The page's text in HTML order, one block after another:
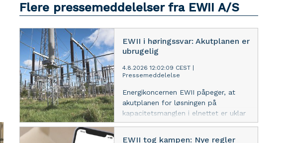
Flere pressemeddelelser fra EWII A/S
EWII i høringssvar: Akutplanen er
ubrugelig
4.8.2026 12:02:09 CEST
Pressemeddelelse
Energikoncernen EWII påpeger, at
akutplanen for løsningen på
kapacitetsmanglen i elnettet er uklar
og efterlyser i sit høringssvar mere
EWII tog kampen: Nye regler